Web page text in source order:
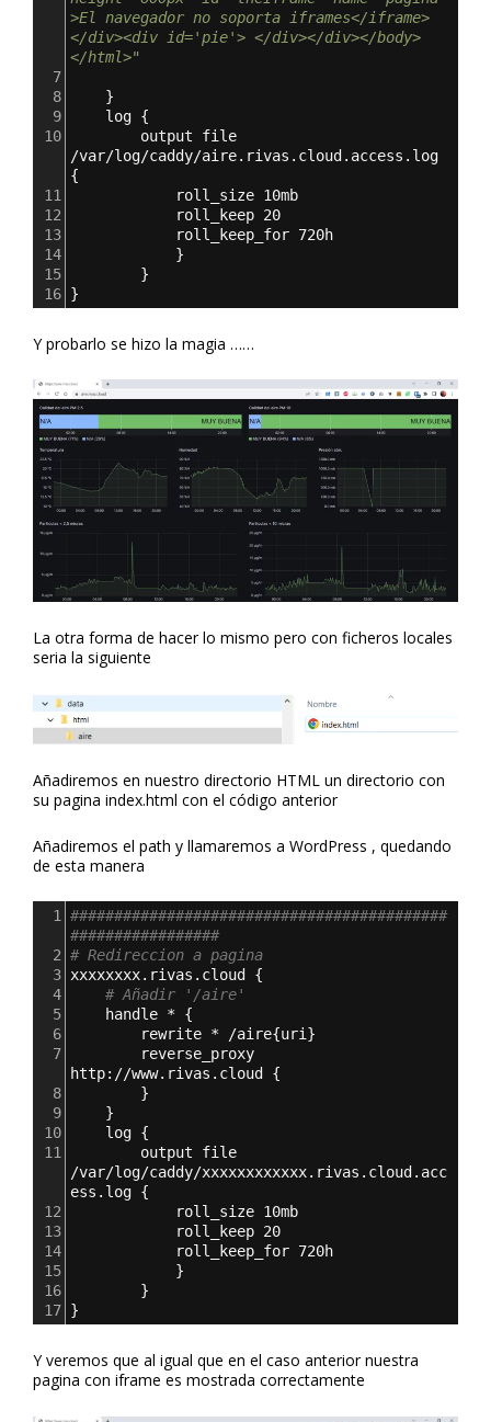
>El navegador no soporta iframes</iframe>
</div><div id='pie'> </div></div></body>
</html>"
7
8
}
9
log {
10
output file
{
11
roll_size 10mb
12
roll_keep 20
13
roll_keep_for 720h
14
}
15
}
16 }
Y probarlo se hizo la magia ……
La otra forma de hacer lo mismo pero con ficheros locales
seria la siguiente
Añadiremos en nuestro directorio HTML un directorio con
su pagina index.html con el código anterior
Añadiremos el path y llamaremos a WordPress , quedando
de esta manera
1 ###########################################
#################
2
3 xxxxxxxx.rivas.cloud {
4
# Añadir '/aire'
5
handle * {
6
rewrite * /aire{uri}
7
reverse_proxy
http://www.rivas.cloud {
8
}
9
}
10
log {
11
output file
/var/log/caddy/xxxxxxxxxxxx.rivas.cloud.acc
ess.log {
12
roll_size 10mb
13
roll_keep 20
14
roll_keep_for 720h
15
}
16
}
17 }
Y veremos que al igual que en el caso anterior nuestra
pagina con iframe es mostrada correctamente